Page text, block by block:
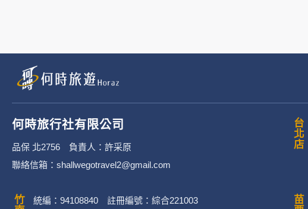
二、個資蒐集處理利用
2. 蒐集目的：提供本公司相關服務、行銷、
3. 個人資料類別：
辨識個人者(包含但不限於中英文姓名
何時旅行社有限公司
品保 北2756 負責人：許采原
聯絡信箱：shallwegotravel2@gmail.com
台北店
統編：94108840 註冊編號：綜合221003